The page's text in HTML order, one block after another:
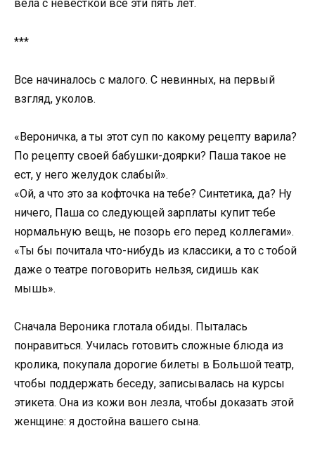
вела с невесткой все эти пять лет.
***
Все начиналось с малого. С невинных, на первый
взгляд, уколов.
«Вероничка, а ты этот суп по какому рецепту варила?
По рецепту своей бабушки-доярки? Паша такое не
ест, у него желудок слабый».
«Ой, а что это за кофточка на тебе? Синтетика, да? Ну
ничего, Паша со следующей зарплаты купит тебе
нормальную вещь, не позорь его перед коллегами».
«Ты бы почитала что-нибудь из классики, а то с тобой
даже о театре поговорить нельзя, сидишь как
мышь».
Сначала Вероника глотала обиды. Пыталась
понравиться. Училась готовить сложные блюда из
кролика, покупала дорогие билеты в Большой театр,
чтобы поддержать беседу, записывалась на курсы
этикета. Она из кожи вон лезла, чтобы доказать этой
женщине: я достойна вашего сына.